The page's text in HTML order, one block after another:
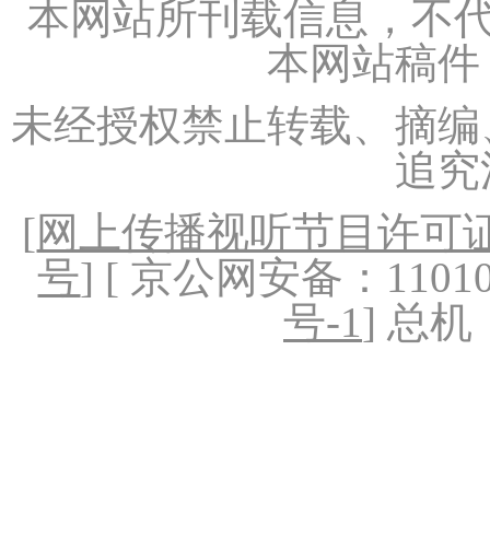
本网站所刊载信息，不
本网站稿
未经授权禁止转载、摘
追
[网上传播视听节目许可
号] [ 京公网安备：
号-1] 总机